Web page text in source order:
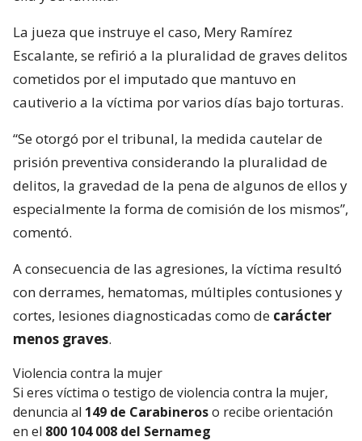
La jueza que instruye el caso, Mery Ramírez
Escalante, se refirió a la pluralidad de graves delitos
cometidos por el imputado que mantuvo en
cautiverio a la víctima por varios días bajo torturas.
“Se otorgó por el tribunal, la medida cautelar de
prisión preventiva considerando la pluralidad de
delitos, la gravedad de la pena de algunos de ellos y
especialmente la forma de comisión de los mismos”,
comentó.
A consecuencia de las agresiones, la víctima resultó
con derrames, hematomas, múltiples contusiones y
cortes, lesiones diagnosticadas como de carácter
menos graves.
Violencia contra la mujer
Si eres víctima o testigo de violencia contra la mujer,
denuncia al 149 de Carabineroso recibe orientación
en el 800 104 008 del Sernameg